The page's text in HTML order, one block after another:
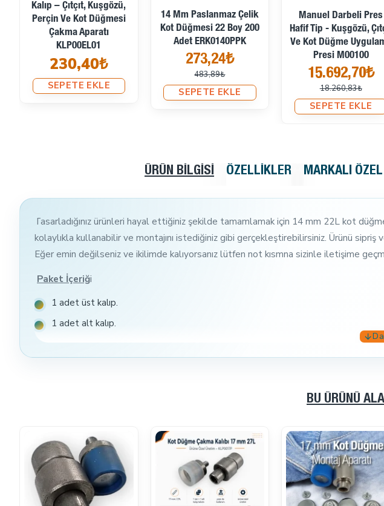
Kalıp – Çıtçıt, Kuşgözü,
Perçin Ve Kot Düğmesi
Çakma Aparatı
KLP00EL01
230,40₺
SEPETE EKLE
14 Mm Paslanmaz Çelik
Kot Düğmesi 22 Boy 200
Adet ERK0140PPK
273,24₺
483,89₺
SEPETE EKLE
Manuel Darbeli Pres
Hafif Tip - Kuşgözü,
Ve Kot Düğme
Presi M00100
15.692,70₺
18.260,83₺
SEPETE EKLE
ÜRÜN BILGISI ÖZELLIKLER MARKALI
Tasarladığınız ürünleri hayal ettiğiniz şekilde tamamlamak için 14 mm 22L kot
kolaylıkla kullanabilir ve montajını istediğiniz gibi gerçekleştirebilirsiniz. Ürünü
Eğer emin değilseniz ve ikilimde kalıyorsanız lütfen not kısmna sizinle iletişime
Paket İçeriği
1 adet üst kalıp.
1 adet alt kalıp.
BU ÜRÜNÜ